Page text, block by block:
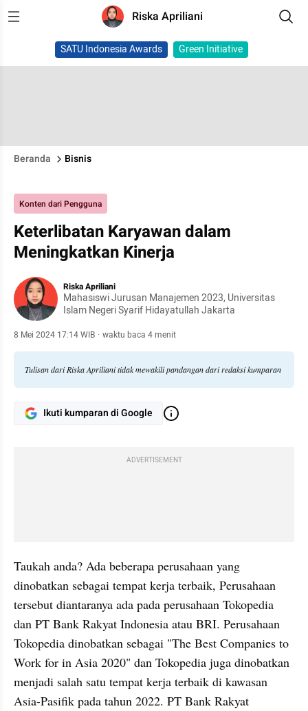
Riska Apriliani
SATU Indonesia Awards Green Initiative
Beranda Bisnis
Konten dari Pengguna
Keterlibatan Karyawan dalam
Meningkatkan Kinerja
Riska Apriliani
Mahasiswi Jurusan Manajemen 2023, Universitas
Islam Negeri Syarif Hidayatullah Jakarta
8 Mei 2024 17:14 WIB · waktu baca 4 menit
Tulisan dari Riska Apriliani tidak mewakili pandangan dari redaksi kumparan
Ikuti kumparan di Google
ADVERTISEMENT
Taukah anda? Ada beberapa perusahaan yang
dinobatkan sebagai tempat kerja terbaik, Perusahaan
tersebut diantaranya ada pada perusahaan Tokopedia
dan PT Bank Rakyat Indonesia atau BRI. Perusahaan
Tokopedia dinobatkan sebagai "The Best Companies to
Work for in Asia 2020" dan Tokopedia juga dinobatkan
menjadi salah satu tempat kerja terbaik di kawasan
Asia-Pasifik pada tahun 2022. PT Bank Rakyat